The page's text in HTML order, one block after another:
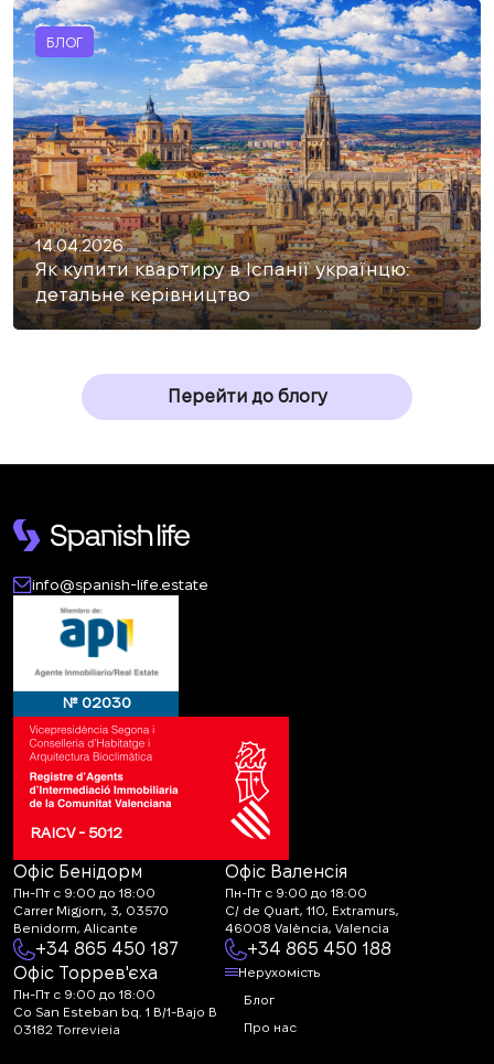
БЛОГ
14.04.2026
Як купити квартиру в Іспанії українцю:
детальне керівництво
Перейти до блогу
info@spanish-life.estate
№ 02030
RAICV - 5012
Офіс Бенідорм
Пн-Пт с 9:00 до 18:00
Carrer Migjorn, 3, 03570
Benidorm, Alicante
+34 865 450 187
Офіс Валенсія
Пн-Пт с 9:00 до 18:00
C/ de Quart, 110, Extramurs,
46008 València, Valencia
+34 865 450 188
Офіс Торрев'єха
Пн-Пт с 9:00 до 18:00
Co San Esteban bq. 1 B/1-Bajo B
03182 Torrevieja
Нерухомість
Блог
Про нас